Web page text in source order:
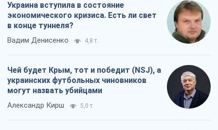
Украина вступила в состояние
экономического кризиса. Есть ли свет
в конце туннеля?
Вадим Денисенко 4,8 т.
Чей будет Крым, тот и победит (NSJ), а
украинских футбольных чиновников
могут назвать убийцами
Александр Кирш 5,0 т.